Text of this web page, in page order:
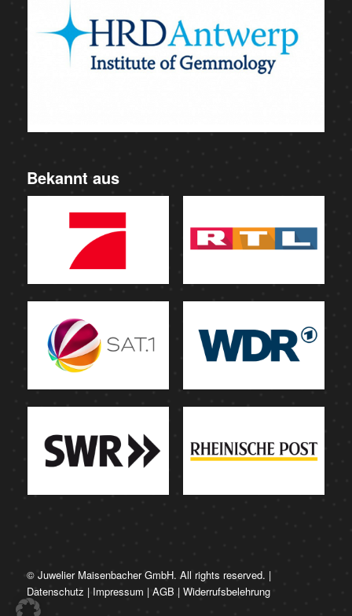
Bekannt aus
© Juwelier Maisenbacher GmbH. All rights reserved. |
Datenschutz | Impressum | AGB | Widerrufsbelehrung